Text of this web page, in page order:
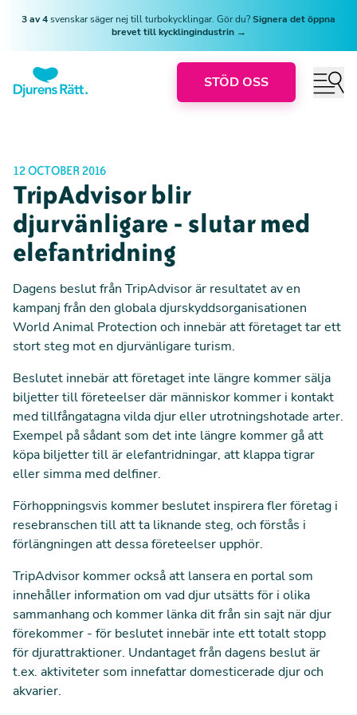
3 av 4svenskar säger nej till turbokycklingar. Gör du?Signera det öppna
brevet till kycklingindustrin →
STÖD OSS
12 OCTOBER 2016
TripAdvisor blir
djurvänligare - slutar med
elefantridning
Dagens beslut från TripAdvisor är resultatet av en
kampanj från den globala djurskyddsorganisationen
World Animal Protection och innebär att företaget tar ett
stort steg mot en djurvänligare turism.
Beslutet innebär att företaget inte längre kommer sälja
biljetter till företeelser där människor kommer i kontakt
medtillfångatagna vilda djur eller utrotningshotade arter.
Exempel på sådant som det inte längre kommer gå att
köpa biljetter till är elefantridningar, att klappa tigrar
eller simma med delfiner.
Förhoppningsvis kommer beslutet inspirera fler företag i
resebranschen till att ta liknande steg, och förstås i
förlängningen att dessa företeelser upphör.
TripAdvisor kommer också att lansera en portal som
innehåller information om vad djur utsätts för i olika
sammanhang och kommer länka dit från sin sajt när djur
förekommer - för beslutet innebär inte ett totalt stopp
för djurattraktioner. Undantaget från dagens beslut är
t.ex. aktiviteter som innefattar domesticerade djur och
akvarier.